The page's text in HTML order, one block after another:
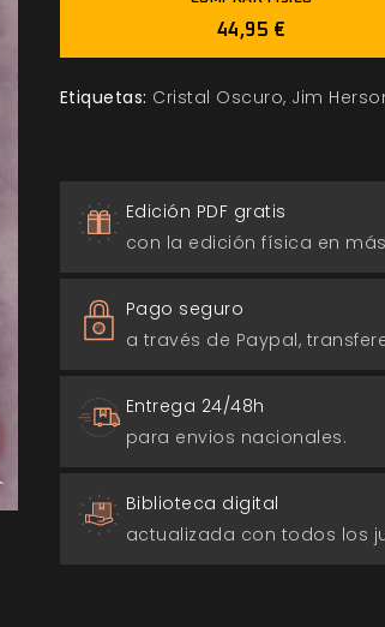
44,95 €
Etiquetas: Cristal Oscuro Jim
Edición PDF gratis
con la edición física en
Pago seguro
a través de Paypal,
Entrega 24/48h
para envios nacionales.
Biblioteca digital
actualizada con todos los